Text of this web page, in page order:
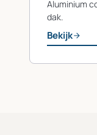
Aluminium
dak.
Bekijk